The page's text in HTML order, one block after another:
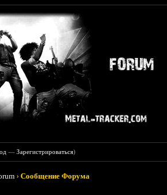
—Зарегистрироваться)
›Сообщение Форума